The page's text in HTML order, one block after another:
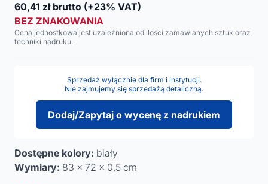
60,41 zł brutto (+23% VAT)
BEZ ZNAKOWANIA
Cena jednostkowa jest uzależniona od ilości zamawianych sztuk oraz
techniki nadruku.
Sprzedaż wyłącznie dla firm i instytucji.
Nie zajmujemy się sprzedażą detaliczną.
Dodaj/Zapytaj o wycenę z nadrukiem
Dostępne kolory: biały
Wymiary: 83 x 72 x 0,5 cm